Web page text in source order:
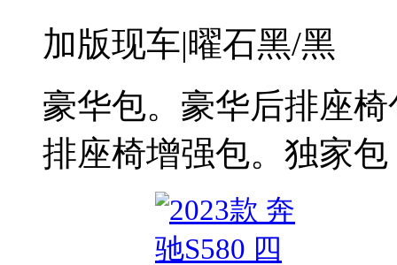
加版现车|曜石黑/黑
豪华包。豪华后排座
排座椅增强包。独家包